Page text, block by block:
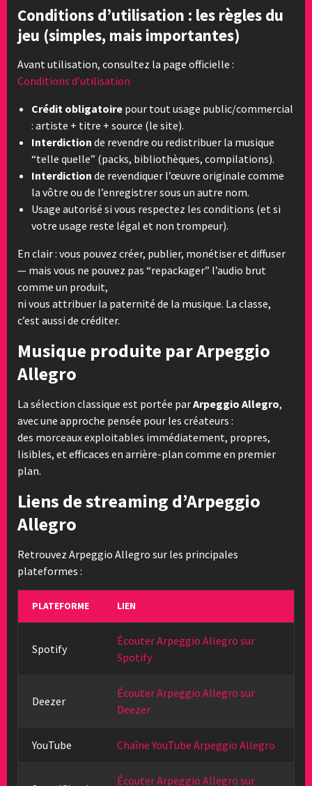
Conditions d’utilisation : les règles du
jeu (simples, mais importantes)
Avant utilisation, consultez la page officielle :
Conditions d’utilisation
Crédit obligatoire pour tout usage public/commercial
: artiste + titre + source (le site).
Interdiction de revendre ou redistribuer la musique
“telle quelle” (packs, bibliothèques, compilations).
Interdiction de revendiquer l’œuvre originale comme
la vôtre ou de l’enregistrer sous un autre nom.
Usage autorisé si vous respectez les conditions (et si
votre usage reste légal et non trompeur).
En clair : vous pouvez créer, publier, monétiser et diffuser
— mais vous ne pouvez pas “repackager” l’audio brut
comme un produit,
ni vous attribuer la paternité de la musique. La classe,
c’est aussi de créditer.
Musique produite par Arpeggio
Allegro
La sélection classique est portée parArpeggio Allegro,
avec une approche pensée pour les créateurs :
des morceaux exploitables immédiatement, propres,
lisibles, et efficaces en arrière-plan comme en premier
plan.
Liens de streaming d’Arpeggio
Allegro
Retrouvez Arpeggio Allegro sur les principales
plateformes :
PLATEFORME LIEN
Spotify
Écouter Arpeggio Allegro sur
Spotify
Deezer
Écouter Arpeggio Allegro sur
Deezer
YouTube Chaîne YouTube Arpeggio Allegro
Écouter Arpeggio Allegro sur